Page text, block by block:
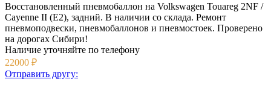
Восстановленный пневмобаллон на Volkswagen Touareg 2NF /
Cayenne II (E2), задний. В наличии со склада. Ремонт
пневмоподвески, пневмобаллонов и пневмостоек. Проверено
на дорогах Сибири!
Наличие уточняйте по телефону
22000 ₽
Отправить другу: